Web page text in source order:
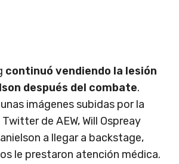
continuó vendiendo la lesión
después del combate.
imágenes subidas por la
de AEW, Will Ospreay
a llegar a backstage,
le prestaron atención médica.